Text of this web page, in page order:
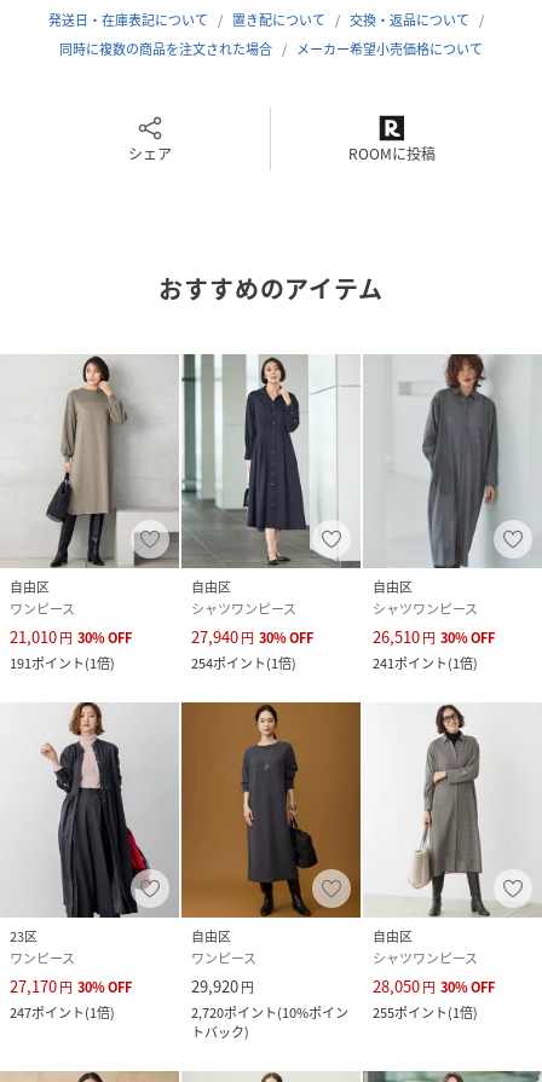
原産国 中国
38[38]、40[40]
ットクリーニング可
160℃まで ドライクリーニング可
品番
MY5199_OPWMCW0409
OPWMCW0409-3U-2 MY5199
発送日・在庫表記について 置き配について
交換・返品について
同時に複数の商品を注文された場合
メーカー希望小売価格について
シェア ROOMに投稿
おすすめのアイテム
自由区
ワンピース
21,010円 30%OFF
191ポイント(1倍)
自由区
シャツワンピース
27,940円 30%OFF
254ポイント(1倍)
自由区
シャツワンピース
26,510円 30%OFF
241ポイント(1倍)
23区
ワンピース
27,170円 30%OFF
247ポイント(1倍)
自由区
ワンピース
29,920円
2,720ポイント(10%ポイン
トバック)
自由区
シャツワンピース
28,050円 30%OFF
255ポイント(1倍)